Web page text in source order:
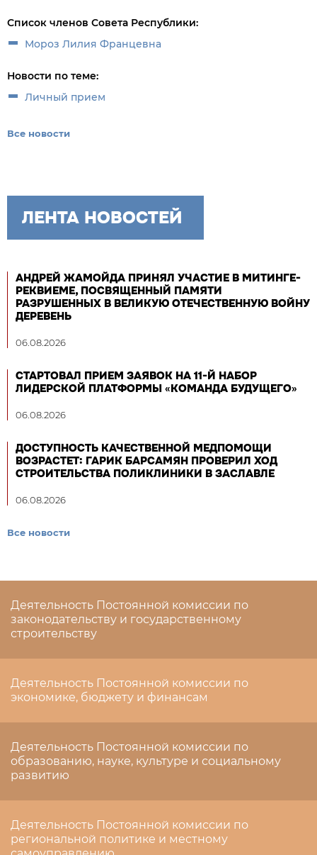
Список членов Совета Республики:
Мороз Лилия Францевна
Новости по теме:
Личный прием
Все новости
ЛЕНТА НОВОСТЕЙ
АНДРЕЙ ЖАМОЙДА ПРИНЯЛ УЧАСТИЕ В МИТИНГЕ-
РЕКВИЕМЕ, ПОСВЯЩЕННЫЙ ПАМЯТИ
РАЗРУШЕННЫХ В ВЕЛИКУЮ ОТЕЧЕСТВЕННУЮ ВОЙНУ
ДЕРЕВЕНЬ
06.08.2026
СТАРТОВАЛ ПРИЕМ ЗАЯВОК НА 11-Й НАБОР
ЛИДЕРСКОЙ ПЛАТФОРМЫ «КОМАНДА БУДУЩЕГО»
06.08.2026
ДОСТУПНОСТЬ КАЧЕСТВЕННОЙ МЕДПОМОЩИ
ВОЗРАСТЕТ: ГАРИК БАРСАМЯН ПРОВЕРИЛ ХОД
СТРОИТЕЛЬСТВА ПОЛИКЛИНИКИ В ЗАСЛАВЛЕ
06.08.2026
Все новости
Деятельность Постоянной комиссии по
законодательству и государственному
строительству
Деятельность Постоянной комиссии по
экономике, бюджету и финансам
Деятельность Постоянной комиссии по
образованию, науке, культуре и социальному
развитию
Деятельность Постоянной комиссии по
региональной политике и местному